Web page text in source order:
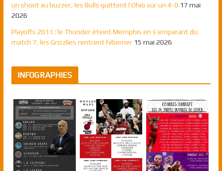
un shoot au buzzer, les Bulls quittent l’Ohio sur un 4-0 17 mai
2026
Playoffs 2011 : le Thunder éteint Memphis en s’emparant du
match 7, les Grizzlies rentrent hiberner 15 mai 2026
INFOGRAPHIES